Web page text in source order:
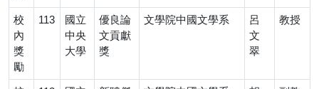
校
內
獎
勵
113
國立
中央
大學
優良論
文貢獻
獎
文學院中國文學系
呂
文
翠
教授